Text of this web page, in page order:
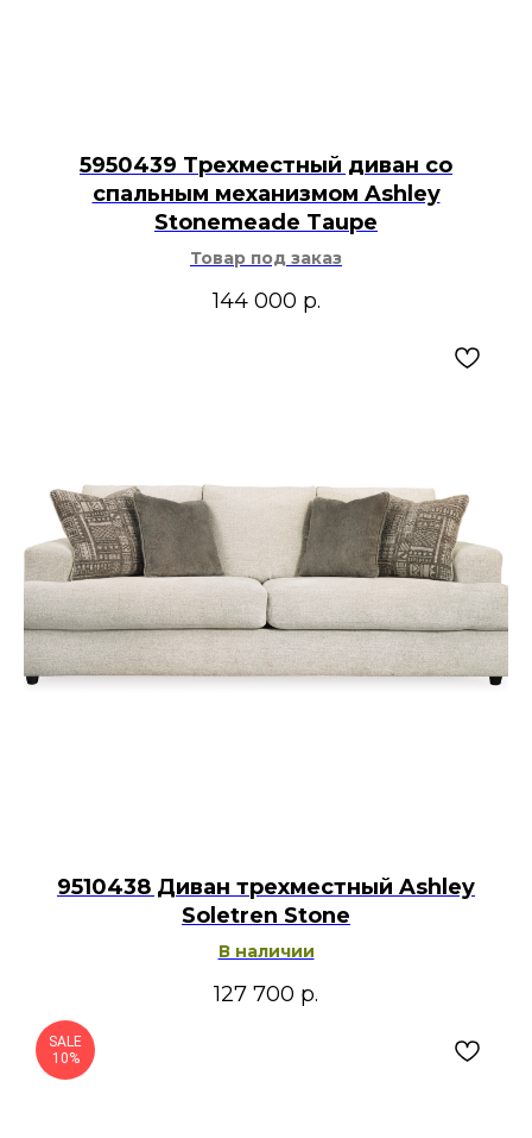
5950439 Трехместный диван со
спальным механизмом Ashley
Stonemeade Taupe
Товар под заказ
144 000 р.
9510438 Диван трехместный Ashley
Soletren Stone
В наличии
127 700 р.
SALE
10%